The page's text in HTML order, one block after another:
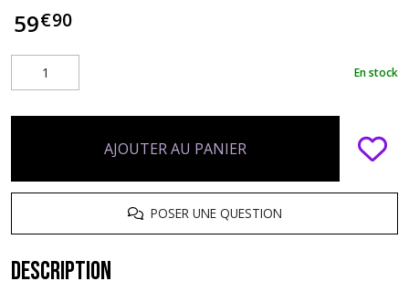
59€90
En stock
AJOUTER AU PANIER
POSER UNE QUESTION
Description